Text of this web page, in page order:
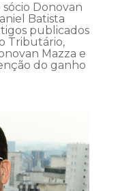
sócio Donovan
Batista
publicados
Tributário,
Mazza e
do ganho